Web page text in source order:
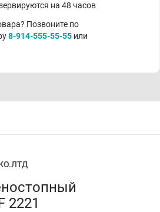
на 48 часов
Позвоните по
8-914-555-55-55 или
2221